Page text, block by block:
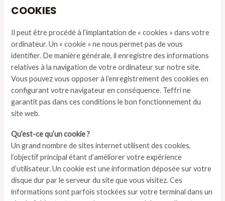
COOKIES
Il peut être procédé à l’implantation de « cookies » dans votre
ordinateur. Un « cookie » ne nous permet pas de vous
identifier. De manière générale, il enregistre des informations
relatives à la navigation de votre ordinateur sur notre site.
Vous pouvez vous opposer à l’enregistrement des cookies en
configurant votre navigateur en conséquence. Teffri ne
garantit pas dans ces conditions le bon fonctionnement du
site web.
Qu’est-ce qu’un cookie ?
Un grand nombre de sites internet utilisent des cookies,
l’objectif principal étant d’améliorer votre expérience
d’utilisateur. Un cookie est une information déposée sur votre
disque dur par le serveur du site que vous visitez. Ces
informations sont parfois stockées sur votre terminal dans un